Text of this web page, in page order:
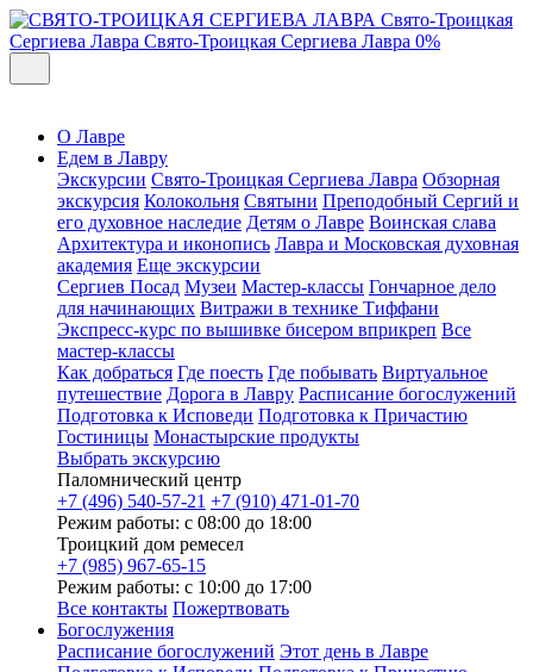
Свято-Троицкая
Сергиева Лавра Свято-Троицкая Сергиева Лавра 0%
О Лавре
Едем в Лавру
Экскурсии Свято-Троицкая Сергиева Лавра Обзорная
экскурсия Колокольня Святыни Преподобный Сергий и
его духовное наследие Детям о Лавре Воинская слава
Архитектура и иконопись Лавра и Московская духовная
академия Еще экскурсии
Сергиев Посад Музеи Мастер-классы Гончарное дело
для начинающих Витражи в технике Тиффани
Экспресс-курс по вышивке бисером вприкреп Все
мастер-классы
Как добраться Где поесть Где побывать Виртуальное
путешествие Дорога в Лавру Расписание богослужений
Подготовка к Исповеди Подготовка к Причастию
Гостиницы Монастырские продукты
Выбрать экскурсию
Паломнический центр
+7 (496) 540-57-21 +7 (910) 471-01-70
Режим работы: с 08:00 до 18:00
Троицкий дом ремесел
+7 (985) 967-65-15
Режим работы: с 10:00 до 17:00
Все контакты Пожертвовать
Богослужения
Расписание богослужений Этот день в Лавре